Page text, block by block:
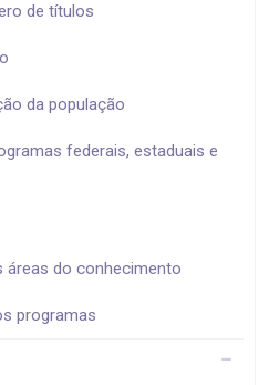
de títulos
da população
federais, estaduais e
áreas do conhecimento
programas